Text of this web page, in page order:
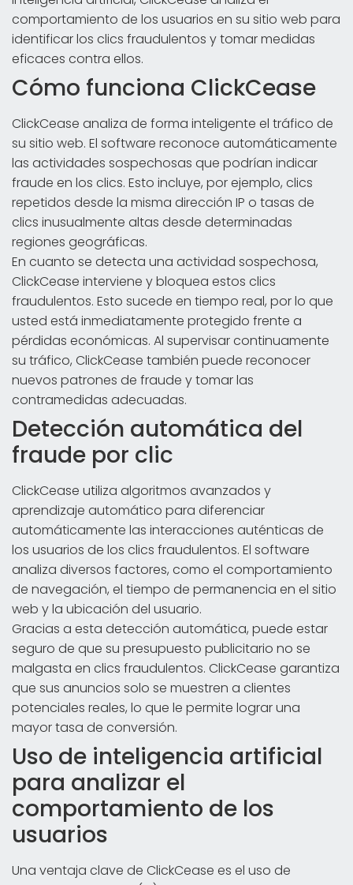
comportamiento de los usuarios en su sitio web para
identificar los clics fraudulentos y tomar medidas
eficaces contra ellos.
Cómo funciona ClickCease
ClickCease analiza de forma inteligente el tráfico de
su sitio web. El software reconoce automáticamente
las actividades sospechosas que podrían indicar
fraude en los clics. Esto incluye, por ejemplo, clics
repetidos desde la misma dirección IP o tasas de
clics inusualmente altas desde determinadas
regiones geográficas.
En cuanto se detecta una actividad sospechosa,
ClickCease interviene y bloquea estos clics
fraudulentos. Esto sucede en tiempo real, por lo que
usted está inmediatamente protegido frente a
pérdidas económicas. Al supervisar continuamente
su tráfico, ClickCease también puede reconocer
nuevos patrones de fraude y tomar las
contramedidas adecuadas.
Detección automática del
fraude por clic
ClickCease utiliza algoritmos avanzados y
aprendizaje automático para diferenciar
automáticamente las interacciones auténticas de
los usuarios de los clics fraudulentos. El software
analiza diversos factores, como el comportamiento
de navegación, el tiempo de permanencia en el sitio
web y la ubicación del usuario.
Gracias a esta detección automática, puede estar
seguro de que su presupuesto publicitario no se
malgasta en clics fraudulentos. ClickCease garantiza
que sus anuncios solo se muestren a clientes
potenciales reales, lo que le permite lograr una
mayor tasa de conversión.
Uso de inteligencia artificial
para analizar el
comportamiento de los
usuarios
Una ventaja clave de ClickCease es el uso de